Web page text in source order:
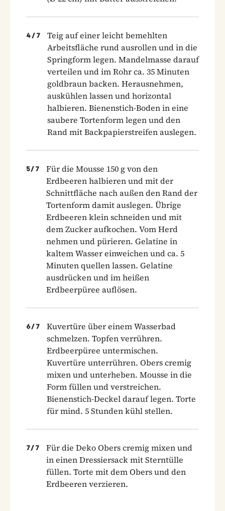
4 / 7
Teig auf einer leicht bemehlten
Arbeitsfläche rund ausrollen und in die
Springform legen. Mandelmasse darauf
verteilen und im Rohr ca. 35 Minuten
goldbraun backen. Herausnehmen,
auskühlen lassen und horizontal
halbieren. Bienenstich-Boden in eine
saubere Tortenform legen und den
Rand mit Backpapierstreifen auslegen.
5/ 7
Für die Mousse 150 g von den
Erdbeeren halbieren und mit der
Schnittfläche nach außen den Rand der
Tortenform damit auslegen. Übrige
Erdbeeren klein schneiden und mit
dem Zucker aufkochen. Vom Herd
nehmen und pürieren. Gelatine in
kaltem Wasser einweichen und ca. 5
Minuten quellen lassen. Gelatine
ausdrücken und im heißen
Erdbeerpüree auflösen.
6/ 7
Kuvertüre über einem Wasserbad
schmelzen. Topfen verrühren.
Erdbeerpüree untermischen.
Kuvertüre unterrühren. Obers cremig
mixen und unterheben. Mousse in die
Form füllen und verstreichen.
Bienenstich-Deckel darauf legen. Torte
für mind. 5 Stunden kühl stellen.
7/ 7
Für die Deko Obers cremig mixen und
in einen Dressiersack mit Sterntülle
füllen. Torte mit dem Obers und den
Erdbeeren verzieren.